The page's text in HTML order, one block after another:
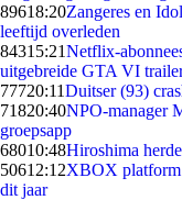
89618:20Zangeres en
leeftijd overleden
84315:21Netflix-
uitgebreide GTA VI
77720:11Duitser (93)
71820:40NPO-manager
groepsapp
68010:48Hiroshima
50612:12XBOX platform
dit jaar